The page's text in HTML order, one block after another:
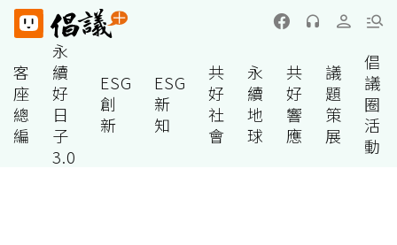
客
座
總
編
永
續
好
日
子
3.0
ESG
創
新
ESG
新
知
共
好
社
會
永
續
地
球
共
好
響
應
議
題
策
展
倡
議
圈
活
動